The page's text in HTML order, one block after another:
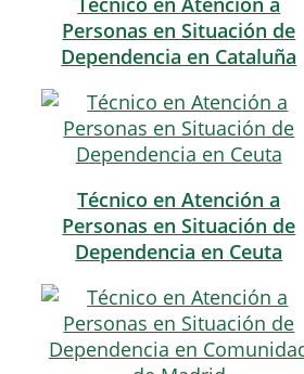
Personas en Situación de
Dependencia en Cataluña
Técnico en Atención a
Personas en Situación de
Dependencia en Ceuta